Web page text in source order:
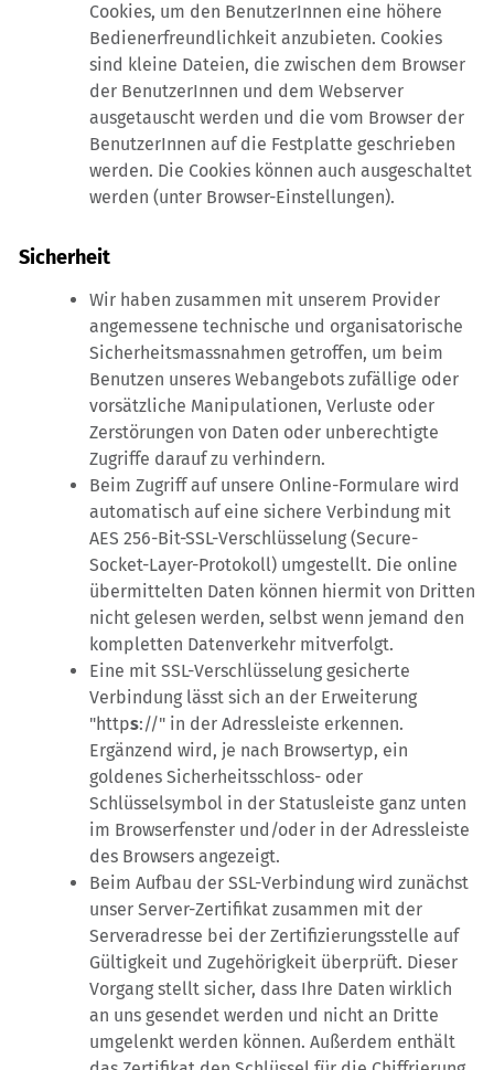
Cookies, um den BenutzerInnen eine höhere
Bedienerfreundlichkeit anzubieten. Cookies
sind kleine Dateien, die zwischen dem Browser
der BenutzerInnen und dem Webserver
ausgetauscht werden und die vom Browser der
BenutzerInnen auf die Festplatte geschrieben
werden. Die Cookies können auch ausgeschaltet
werden (unter Browser-Einstellungen).
Sicherheit
Wir haben zusammen mit unserem Provider
angemessene technische und organisatorische
Sicherheitsmassnahmen getroffen, um beim
Benutzen unseres Webangebots zufällige oder
vorsätzliche Manipulationen, Verluste oder
Zerstörungen von Daten oder unberechtigte
Zugriffe darauf zu verhindern.
Beim Zugriff auf unsere Online-Formulare wird
automatisch auf eine sichere Verbindung mit
AES 256-Bit-SSL-Verschlüsselung (Secure-
Socket-Layer-Protokoll) umgestellt. Die online
übermittelten Daten können hiermit von Dritten
nicht gelesen werden, selbst wenn jemand den
kompletten Datenverkehr mitverfolgt.
Eine mit SSL-Verschlüsselung gesicherte
Verbindung lässt sich an der Erweiterung
"https://" in der Adressleiste erkennen.
Ergänzend wird, je nach Browsertyp, ein
goldenes Sicherheitsschloss- oder
Schlüsselsymbol in der Statusleiste ganz unten
im Browserfenster und/oder in der Adressleiste
des Browsers angezeigt.
Beim Aufbau der SSL-Verbindung wird zunächst
unser Server-Zertifikat zusammen mit der
Serveradresse bei der Zertifizierungsstelle auf
Gültigkeit und Zugehörigkeit überprüft. Dieser
Vorgang stellt sicher, dass Ihre Daten wirklich
an uns gesendet werden und nicht an Dritte
umgelenkt werden können. Außerdem enthält